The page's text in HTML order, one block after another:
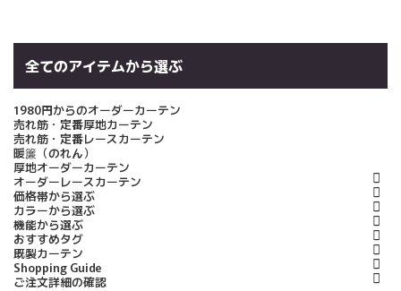
全てのアイテムから選ぶ
1980円からのオーダーカーテン
売れ筋・定番厚地カーテン
売れ筋・定番レースカーテン
暖簾（のれん）
厚地オーダーカーテン
オーダーレースカーテン
価格帯から選ぶ
カラーから選ぶ
機能から選ぶ
おすすめタグ
既製カーテン
Shopping Guide
ご注文詳細の確認